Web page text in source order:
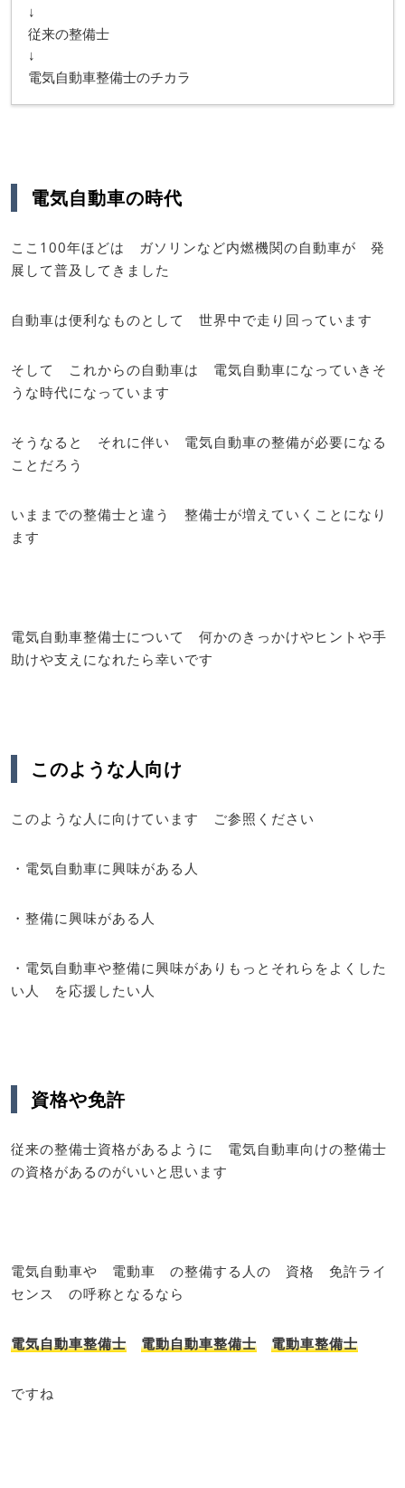
↓
従来の整備士
↓
電気自動車整備士のチカラ
電気自動車の時代
ここ100年ほどは ガソリンなど内燃機関の自動車が 発
展して普及してきました
自動車は便利なものとして 世界中で走り回っています
そして これからの自動車は 電気自動車になっていきそ
うな時代になっています
そうなると それに伴い 電気自動車の整備が必要になる
ことだろう
いままでの整備士と違う 整備士が増えていくことになり
ます
電気自動車整備士について 何かのきっかけやヒントや手
助けや支えになれたら幸いです
このような人向け
このような人に向けています ご参照ください
・電気自動車に興味がある人
・整備に興味がある人
・電気自動車や整備に興味がありもっとそれらをよくした
い人 を応援したい人
資格や免許
従来の整備士資格があるように 電気自動車向けの整備士
の資格があるのがいいと思います
電気自動車や 電動車 の整備する人の 資格 免許ライ
センス の呼称となるなら
電気自動車整備士 電動自動車整備士 電動車整備士
ですね